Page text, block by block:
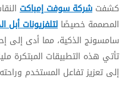
كشفت شركة سوفت إمباكت
المصممة خصيصًا لتلفزيونات أبل
سامسونج الذكية، مما أدى
تأتي هذه التطبيقات المبتكرة
إلى تعزيز تفاعل المستخدم